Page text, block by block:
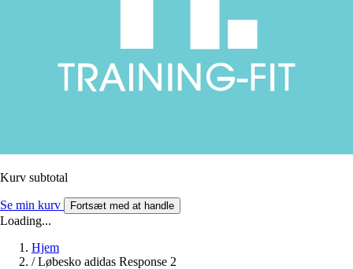
Kurv subtotal
Se min kurv Fortsæt med at handle
Loading...
Hjem
/ Løbesko adidas Response 2